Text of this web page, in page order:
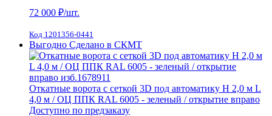
72 000 ₽/шт.
Код 1201356-0441
Выгодно Сделано в СКМТ
Откатные ворота с сеткой 3D под автоматику H 2,0 м L
4,0 м / ОЦ ППК RAL 6005 - зеленый / открытие вправо
Доступно по предзаказу